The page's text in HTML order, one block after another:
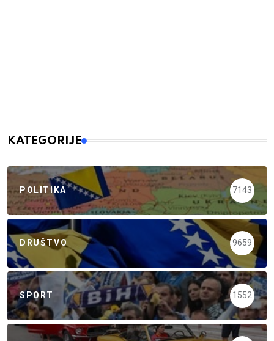
KATEGORIJE
POLITIKA 7143
DRUŠTVO 9659
SPORT 1552